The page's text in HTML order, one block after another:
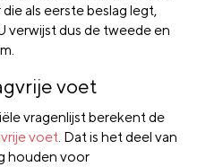
als eerste beslag legt,
verwijst dus de tweede en
voet
vragenlijst berekent de
voet. Dat is het deel van
houden voor